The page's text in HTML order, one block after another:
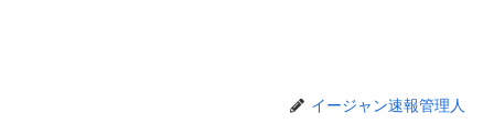
イージャン速報管理人